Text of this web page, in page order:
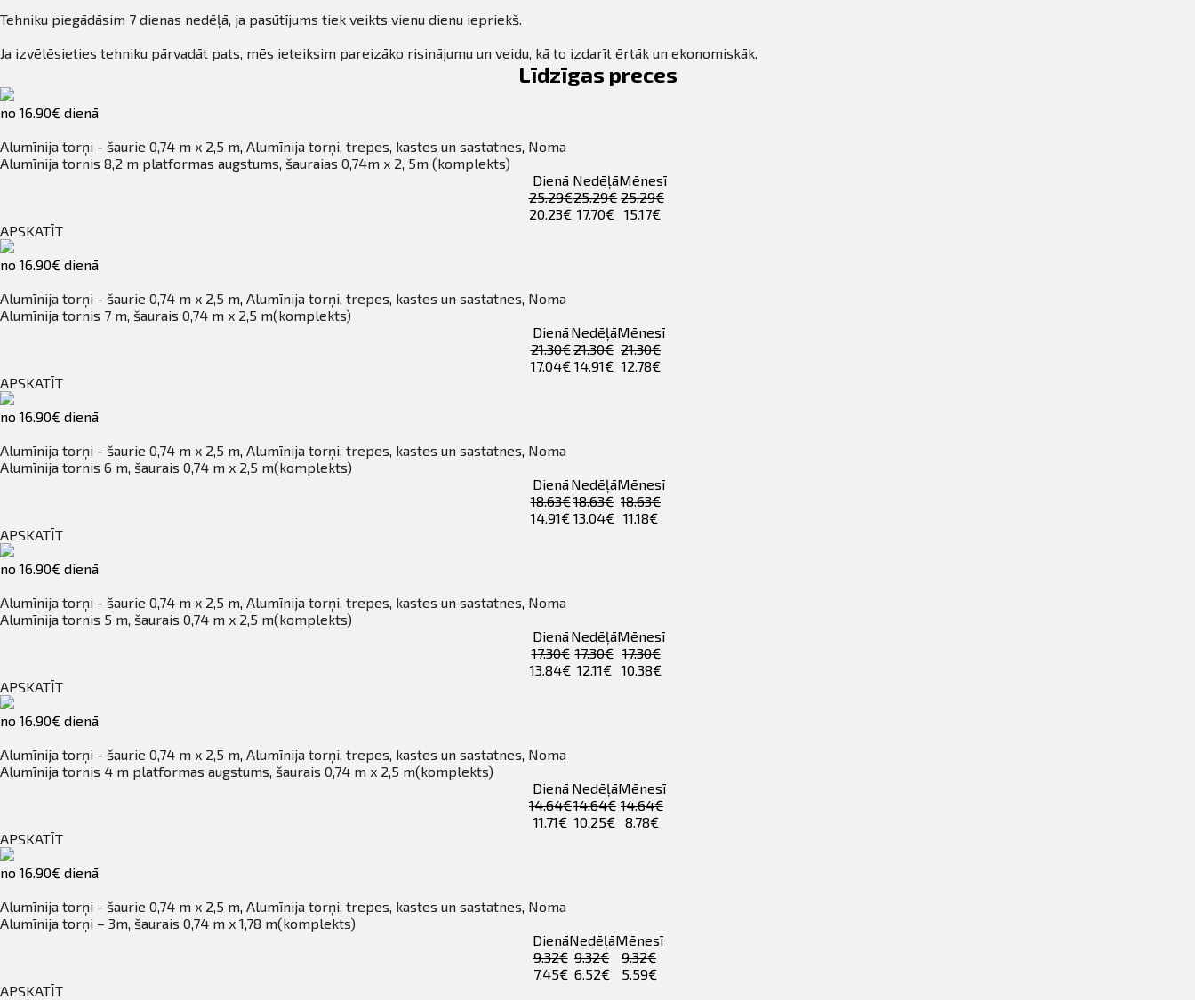
Tehniku piegādāsim 7 dienas nedēļā, ja pasūtījums tiek veikts vienu dienu iepriekš.
Ja izvēlēsieties tehniku pārvadāt pats, mēs ieteiksim pareizāko risinājumu un veidu, kā to izdarīt ērtāk un ekonomiskāk.
Līdzīgas preces
no 16.90€ dienā
Alumīnija torņi - šaurie 0,74 m x 2,5 m Alumīnija torņi, trepes, kastes un sastatnes Noma
Alumīnija tornis 8,2 m platformas augstums, šauraias 0,74m x 2, 5m (komplekts)
Dienā
25.29€
20.23€
Nedēļā
25.29€
17.70€
Mēnesī
25.29€
15.17€
APSKATĪT
no 16.90€ dienā
Alumīnija torņi - šaurie 0,74 m x 2,5 m Alumīnija torņi, trepes, kastes un sastatnes Noma
Alumīnija tornis 7 m, šaurais 0,74 m x 2,5 m(komplekts)
Dienā
21.30€
17.04€
Nedēļā
21.30€
14.91€
Mēnesī
21.30€
12.78€
APSKATĪT
no 16.90€ dienā
Alumīnija torņi - šaurie 0,74 m x 2,5 m Alumīnija torņi, trepes, kastes un sastatnes Noma
Alumīnija tornis 6 m, šaurais 0,74 m x 2,5 m(komplekts)
Dienā
18.63€
14.91€
Nedēļā
18.63€
13.04€
Mēnesī
18.63€
11.18€
APSKATĪT
no 16.90€ dienā
Alumīnija torņi - šaurie 0,74 m x 2,5 m Alumīnija torņi, trepes, kastes un sastatnes Noma
Alumīnija tornis 5 m, šaurais 0,74 m x 2,5 m(komplekts)
Dienā
17.30€
13.84€
Nedēļā
17.30€
12.11€
Mēnesī
17.30€
10.38€
APSKATĪT
no 16.90€ dienā
Alumīnija torņi - šaurie 0,74 m x 2,5 m Alumīnija torņi, trepes, kastes un sastatnes Noma
Alumīnija tornis 4 m platformas augstums, šaurais 0,74 m x 2,5 m(komplekts)
Dienā
14.64€
11.71€
Nedēļā
14.64€
10.25€
Mēnesī
14.64€
8.78€
APSKATĪT
no 16.90€ dienā
Alumīnija torņi - šaurie 0,74 m x 2,5 m Alumīnija torņi, trepes, kastes un sastatnes Noma
Alumīnija torņi – 3m, šaurais 0,74 m x 1,78 m(komplekts)
Dienā
9.32€
7.45€
Nedēļā
9.32€
6.52€
Mēnesī
9.32€
5.59€
APSKATĪT